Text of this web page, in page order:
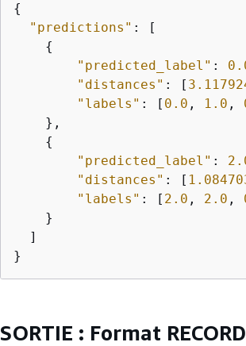
{
"predictions" : [
{
"predicted_label" :
"distances" : [
"labels" : [ 0.0 , 1.0 ,
    },
{
"predicted_label" :
"distances" : [
"labels" : [ 2.0 , 2.0 ,
    }
  ]
}
SORTIE : Format